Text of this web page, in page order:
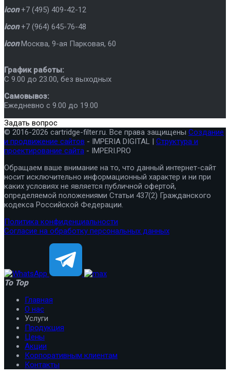
icon +7 (495) 409-42-12
icon +7 (964) 645-76-48
icon Москва, 9-ая Парковая, 60
График работы:
C 9.00 до 23.00, без выходных
Самовывоз:
Ежедневно с 9.00 до 19.00
Задать вопрос
© 2016-2026 cartridge-filter.ru. Все права защищены Создание
и продвижение сайтов - IMPERIA DIGITAL | Структура и
проектирование сайта - IMPERI.PRO
Обращаем ваше внимание на то, что данный интернет-сайт
носит исключительно информационный характер и ни при
каких условиях не является публичной офертой,
определяемой положениями Статьи 437(2) Гражданского
кодекса Российской Федерации.
Политика конфиденциальности
Согласие на обработку персональных данных
To Top
Главная
О нас
Услуги
Продукция
Цены
Акции
Корпоративным клиентам
Контакты